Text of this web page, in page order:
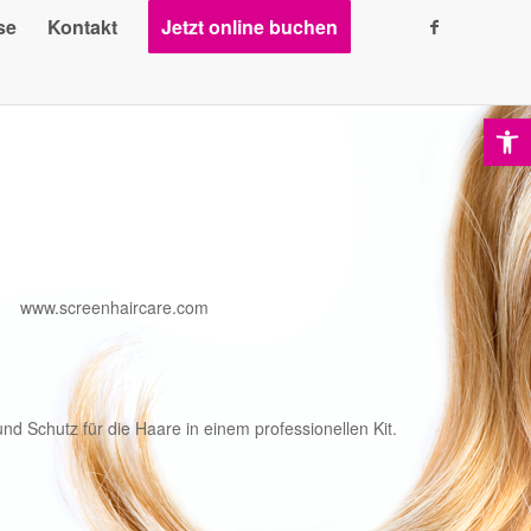
Kontakt Jetzt online buchen
www.screenhaircare.com
Schutz für die Haare in einem professionellen Kit.